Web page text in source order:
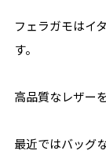
フェラガモはイ
す。
高品質なレザー
最近ではバッグ